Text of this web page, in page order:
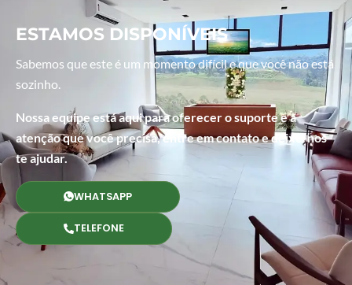
ESTAMOS DISPONÍVEIS
Sabemos que este é um momento difícil e que você não está
sozinho.
Nossa equipe está aqui para oferecer o suporte e a
atenção que você precisa, entre em contato e deixe-nos
te ajudar.
WHATSAPP
TELEFONE